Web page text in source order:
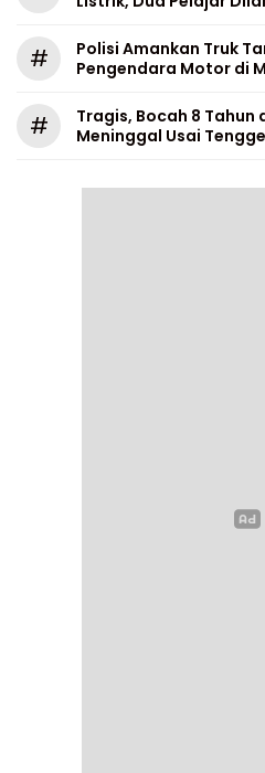
#
Polisi Amankan Truk
Pengendara Motor di
#
Tragis, Bocah 8
Meninggal Usai